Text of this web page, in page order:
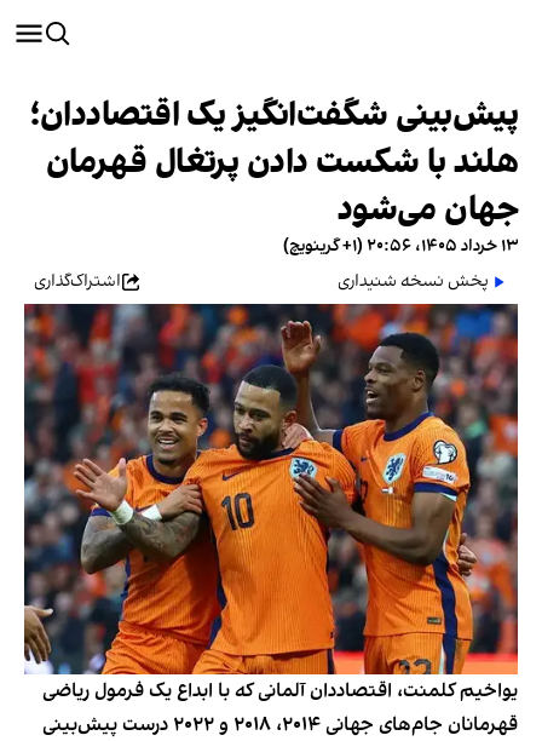
پیش‌بینی شگفت‌انگیز یک اقتصاددان؛
هلند با شکست دادن پرتغال قهرمان
جهان می‌شود
۱۳ خرداد ۱۴۰۵، ۲۰:۵۶ (‎+۱ گرینویچ)
پخش نسخه شنیداری
اشتراک‌گذاری
یواخیم کلمنت، اقتصاددان آلمانی که با ابداع یک فرمول ریاضی
قهرمانان جام‌های جهانی ۲۰۱۴، ۲۰۱۸ و ۲۰۲۲ درست پیش‌بینی